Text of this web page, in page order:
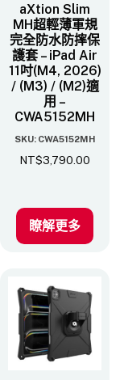
aXtion Slim
MH超輕薄軍規
完全防水防摔保
護套 – iPad Air
11吋(M4, 2026)
/ (M3) / (M2)適
用 –
CWA5152MH
SKU: CWA5152MH
NT$3,790.00
瞭解更多